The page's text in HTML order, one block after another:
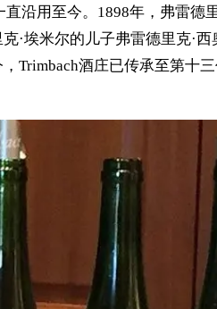
沿用至今。1898年，弗雷德
·埃米尔的儿子弗雷德里克·西
Trimbach酒庄已传承至第十